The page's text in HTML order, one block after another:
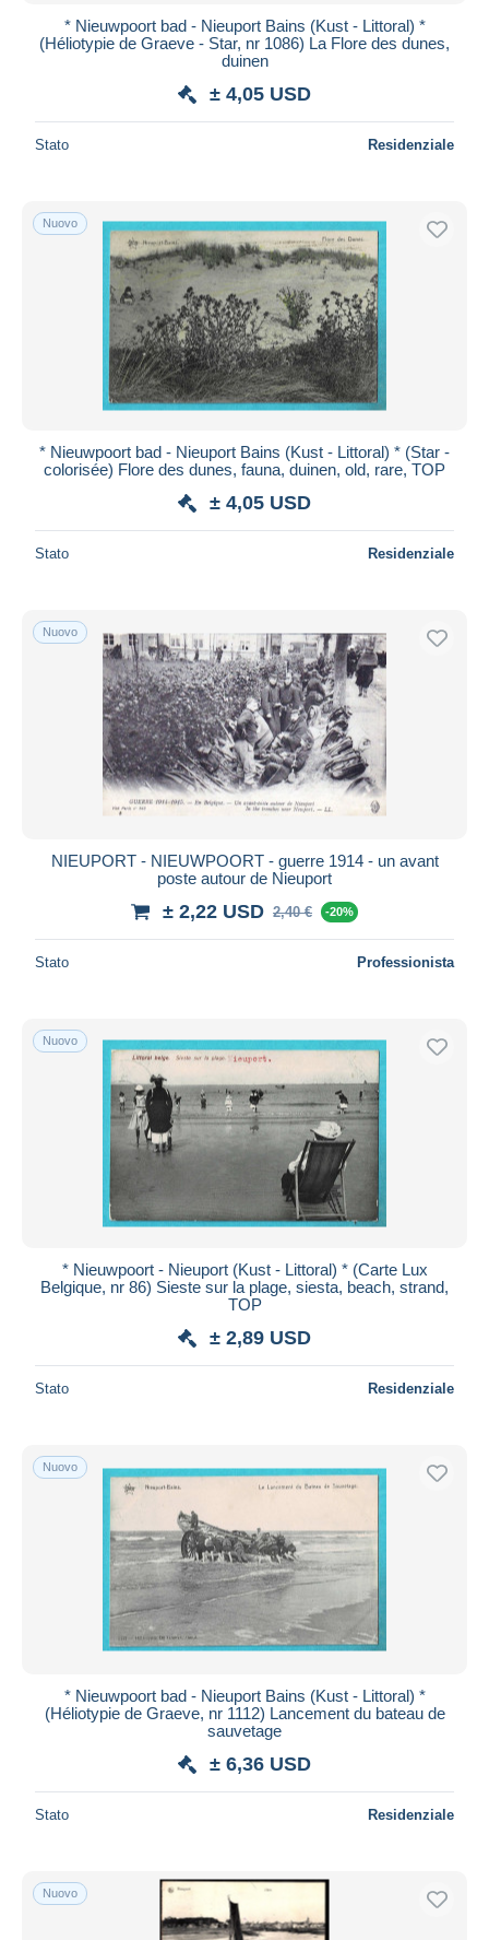
* Nieuwpoort bad - Nieuport Bains (Kust - Littoral) *
(Héliotypie de Graeve - Star, nr 1086) La Flore des dunes,
duinen
± 4,05 USD
Stato Residenziale
Nuovo
* Nieuwpoort bad - Nieuport Bains (Kust - Littoral) * (Star -
colorisée) Flore des dunes, fauna, duinen, old, rare, TOP
± 4,05 USD
Stato Residenziale
Nuovo
NIEUPORT - NIEUWPOORT - guerre 1914 - un avant
poste autour de Nieuport
± 2,22 USD 2,40 € -20%
Stato Professionista
Nuovo
* Nieuwpoort - Nieuport (Kust - Littoral) * (Carte Lux
Belgique, nr 86) Sieste sur la plage, siesta, beach, strand,
TOP
± 2,89 USD
Stato Residenziale
Nuovo
* Nieuwpoort bad - Nieuport Bains (Kust - Littoral) *
(Héliotypie de Graeve, nr 1112) Lancement du bateau de
sauvetage
± 6,36 USD
Stato Residenziale
Nuovo